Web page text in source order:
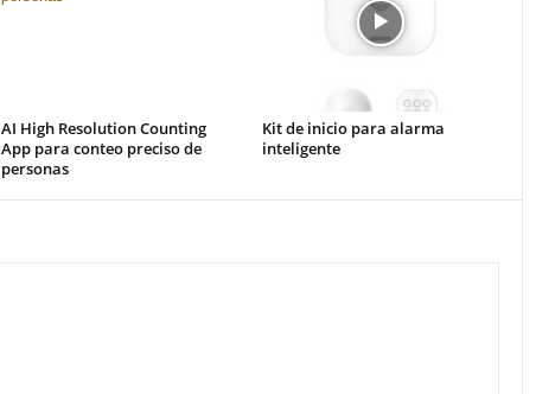
AI High Resolution Counting
App para conteo preciso de
personas
Kit de inicio para alarma
inteligente